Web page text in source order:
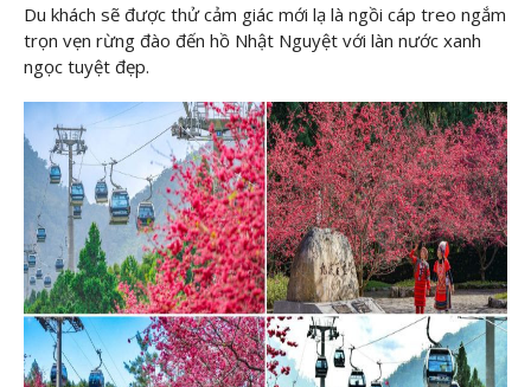
Du khách sẽ được thử cảm giác mới lạ là ngồi cáp treo ngắm
trọn vẹn rừng đào đến hồ Nhật Nguyệt với làn nước xanh
ngọc tuyệt đẹp.